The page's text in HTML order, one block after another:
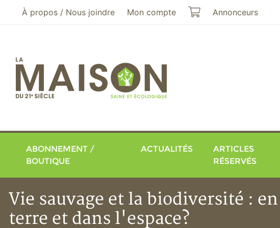
Aller au menu principal
Aller au contenu principal
À propos / Nous joindre Mon compte Mon panier
Annonceurs
ABONNEMENT /
BOUTIQUE
ACTUALITÉS
ARTICLES
RÉSERVÉS
Vie sauvage et la biodiversité :
terre et dans l'espace?